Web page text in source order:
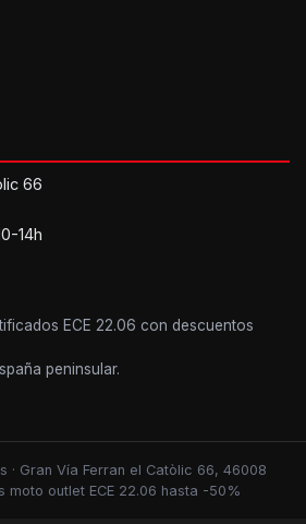
66
14h
ECE 22.06 con descuentos
peninsular.
· Gran Vía Ferran el Catòlic 66, 46008
moto outlet ECE 22.06 hasta -50%